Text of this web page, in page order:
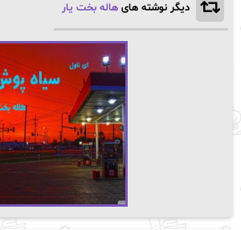
دیگر نوشته های هاله بخت یار